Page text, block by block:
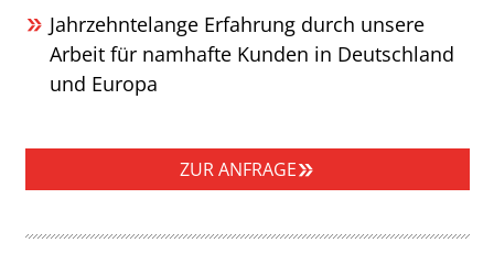
Jahrzehntelange Erfahrung durch unsere
Arbeit für namhafte Kunden in Deutschland
und Europa
ZUR ANFRAGE